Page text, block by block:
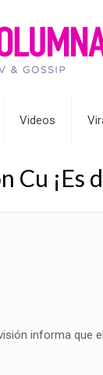
Videos
Cu ¡Es
informa que